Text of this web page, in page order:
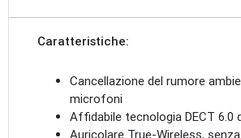
Caratteristiche:
Cancellazione del rumore
microfoni
Affidabile tecnologia DECT 6.0
Auricolare True-Wireless,